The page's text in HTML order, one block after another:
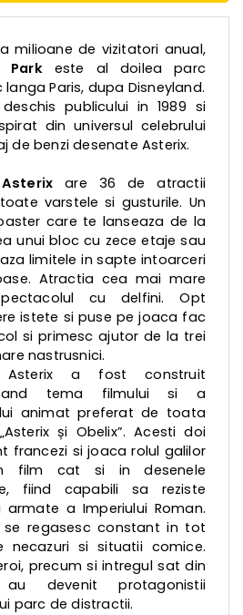
milioane de vizitatori anual,
Parkeste al doilea parc
Paris, dupa Disneyland.
publicului in 1989 si
din universul celebrului
de benzi desenate Asterix.
Asterix are 36 de atractii
varstele si gusturile. Un
care te lanseaza de la
unui bloc cu zece etaje sau
limitele in sapte intoarceri
Atractia cea mai mare
cu delfini. Opt
istete si puse pe joaca fac
si primesc ajutor de la trei
nastrusnici.
Asterix a fost construit
tema filmului si a
animat preferat de toata
și Obelix”. Acesti doi
francezi si joaca rolul galilor
film cat si in desenele
fiind capabili sa reziste
armate a Imperiului Roman.
se regasesc constant in tot
necazuri si situatii comice.
precum si intregul sat din
au devenit protagonistii
parc de distractii.